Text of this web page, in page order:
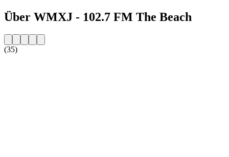
Über WMXJ - 102.7 FM The Beach
(35)